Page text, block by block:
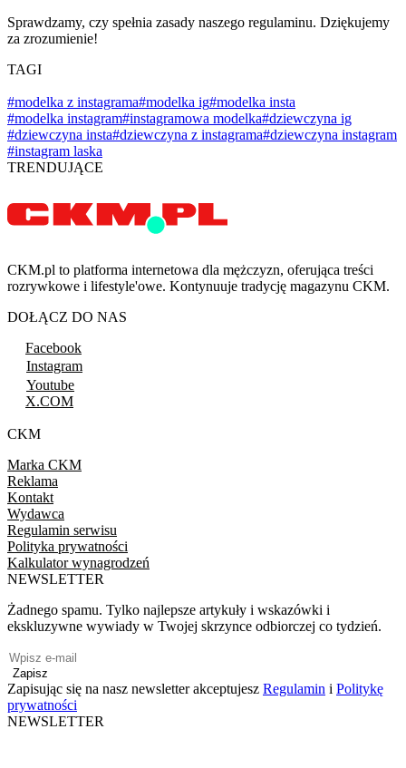
Sprawdzamy, czy spełnia zasady naszego regulaminu. Dziękujemy
za zrozumienie!
TAGI
#modelka z instagrama#modelka ig#modelka insta
#modelka instagram#instagramowa modelka#dziewczyna ig
#dziewczyna insta#dziewczyna z instagrama#dziewczyna instagram
#instagram laska
TRENDUJĄCE
CKM.pl to platforma internetowa dla mężczyzn, oferująca treści
rozrywkowe i lifestyle'owe. Kontynuuje tradycję magazynu CKM.
DOŁĄCZ DO NAS
Facebook
Instagram
Youtube
X.COM
CKM
Marka CKM
Reklama
Kontakt
Wydawca
Regulamin serwisu
Polityka prywatności
Kalkulator wynagrodzeń
NEWSLETTER
Żadnego spamu. Tylko najlepsze artykuły i wskazówki i
ekskluzywne wywiady w Twojej skrzynce odbiorczej co tydzień.
Zapisz
Zapisując się na nasz newsletter akceptujesz Regulamin i Politykę
prywatności
NEWSLETTER